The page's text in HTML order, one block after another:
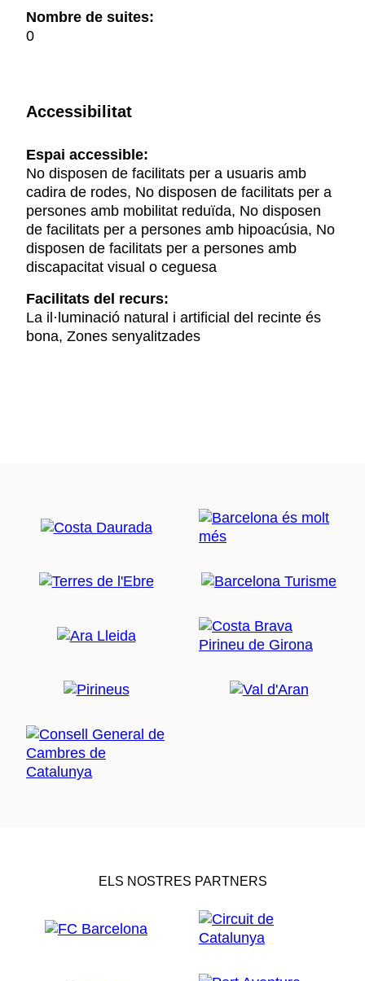
Nombre de suites:
0
Accessibilitat
Espai accessible:
No disposen de facilitats per a usuaris amb
cadira de rodes, No disposen de facilitats per a
persones amb mobilitat reduïda, No disposen
de facilitats per a persones amb hipoacúsia, No
disposen de facilitats per a persones amb
discapacitat visual o ceguesa
Facilitats del recurs:
La il·luminació natural i artificial del recinte és
bona, Zones senyalitzades
ELS NOSTRES PARTNERS